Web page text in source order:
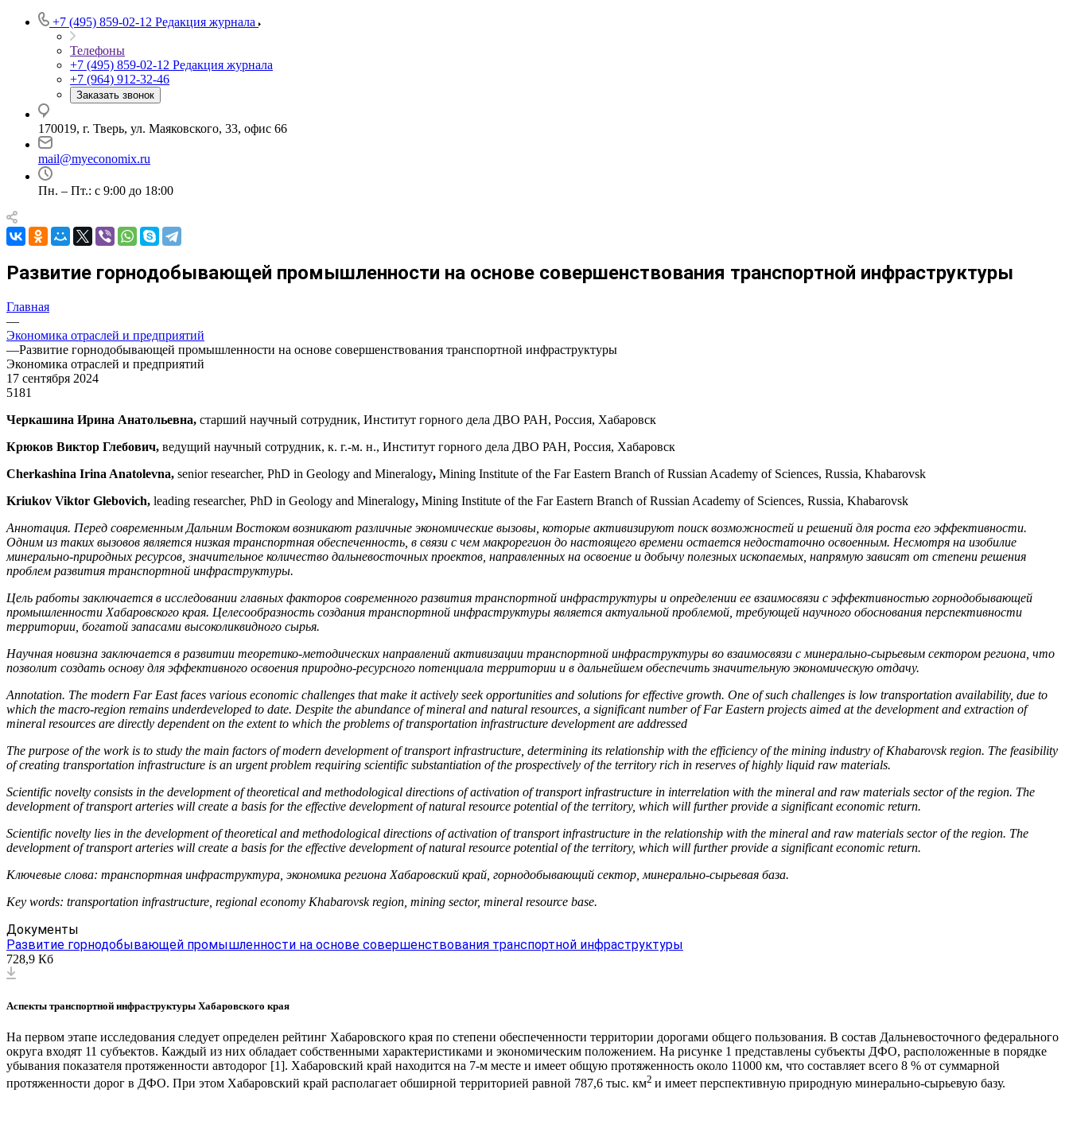
+7 (495) 859-02-12 Редакция журнала
Телефоны
+7 (495) 859-02-12 Редакция журнала
+7 (964) 912-32-46
Заказать звонок
170019, г. Тверь, ул. Маяковского, 33, офис 66
mail@myeconomix.ru
Пн. – Пт.: с 9:00 до 18:00
Развитие горнодобывающей промышленности на основе совершенствования транспортной инфраструктуры
Главная
—
Экономика отраслей и предприятий
—Развитие горнодобывающей промышленности на основе совершенствования транспортной инфраструктуры
Экономика отраслей и предприятий
17 сентября 2024
5181
Черкашина Ирина Анатольевна, старший научный сотрудник, Институт горного дела ДВО РАН, Россия, Хабаровск
Крюков Виктор Глебович, ведущий научный сотрудник, к. г.-м. н., Институт горного дела ДВО РАН, Россия, Хабаровск
Cherkashina Irina Anatolevna, senior researcher, PhD in Geology and Mineralogy, Mining Institute of the Far Eastern Branch of Russian Academy of Sciences, Russia, Khabarovsk
Kriukov Viktor Glebovich, leading researcher, PhD in Geology and Mineralogy, Mining Institute of the Far Eastern Branch of Russian Academy of Sciences, Russia, Khabarovsk
Аннотация. Перед современным Дальним Востоком возникают различные экономические вызовы, которые активизируют поиск возможностей и решений для роста его эффективности.
Одним из таких вызовов является низкая транспортная обеспеченность, в связи с чем макрорегион до настоящего времени остается недостаточно освоенным. Несмотря на изобилие
минерально-природных ресурсов, значительное количество дальневосточных проектов, направленных на освоение и добычу полезных ископаемых, напрямую зависят от степени решения
проблем развития транспортной инфраструктуры.
Цель работы заключается в исследовании главных факторов современного развития транспортной инфраструктуры и определении ее взаимосвязи с эффективностью горнодобывающей
промышленности Хабаровского края. Целесообразность создания транспортной инфраструктуры является актуальной проблемой, требующей научного обоснования перспективности
территории, богатой запасами высоколиквидного сырья.
Научная новизна заключается в развитии теоретико-методических направлений активизации транспортной инфраструктуры во взаимосвязи с минерально-сырьевым сектором региона, что
позволит создать основу для эффективного освоения природно-ресурсного потенциала территории и в дальнейшем обеспечить значительную экономическую отдачу.
Annotation. The modern Far East faces various economic challenges that make it actively seek opportunities and solutions for effective growth. One of such challenges is low transportation availability, due to
which the macro-region remains underdeveloped to date. Despite the abundance of mineral and natural resources, a significant number of Far Eastern projects aimed at the development and extraction of
mineral resources are directly dependent on the extent to which the problems of transportation infrastructure development are addressed
The purpose of the work is to study the main factors of modern development of transport infrastructure, determining its relationship with the efficiency of the mining industry of Khabarovsk region. The feasibility
of creating transportation infrastructure is an urgent problem requiring scientific substantiation of the prospectively of the territory rich in reserves of highly liquid raw materials.
Scientific novelty consists in the development of theoretical and methodological directions of activation of transport infrastructure in interrelation with the mineral and raw materials sector of the region. The
development of transport arteries will create a basis for the effective development of natural resource potential of the territory, which will further provide a significant economic return.
Scientific novelty lies in the development of theoretical and methodological directions of activation of transport infrastructure in the relationship with the mineral and raw materials sector of the region. The
development of transport arteries will create a basis for the effective development of natural resource potential of the territory, which will further provide a significant economic return.
Ключевые слова: транспортная инфраструктура, экономика региона Хабаровский край, горнодобывающий сектор, минерально-сырьевая база.
Key words: transportation infrastructure, regional economy Khabarovsk region, mining sector, mineral resource base.
Документы
Развитие горнодобывающей промышленности на основе совершенствования транспортной инфраструктуры
728,9 Кб
Аспекты транспортной инфраструктуры Хабаровского края
На первом этапе исследования следует определен рейтинг Хабаровского края по степени обеспеченности территории дорогами общего пользования. В состав Дальневосточного федерального
округа входят 11 субъектов. Каждый из них обладает собственными характеристиками и экономическим положением. На рисунке 1 представлены субъекты ДФО, расположенные в порядке
убывания показателя протяженности автодорог [1]. Хабаровский край находится на 7-м месте и имеет общую протяженность около 11000 км, что составляет всего 8 % от суммарной
протяженности дорог в ДФО. При этом Хабаровский край располагает обширной территорией равной 787,6 тыс. км2 и имеет перспективную природную минерально-сырьевую базу.